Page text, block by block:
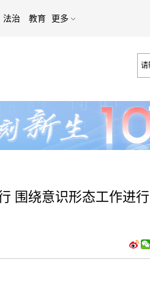
法治 教育 更多
围绕意识形态工作进行